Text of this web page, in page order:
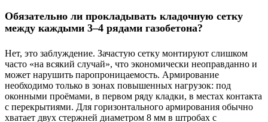
Обязательно ли прокладывать кладочную сетку
между каждыми 3–4 рядами газобетона?
Нет, это заблуждение. Зачастую сетку монтируют слишком
часто «на всякий случай», что экономически неоправданно и
может нарушить паропроницаемость. Армирование
необходимо только в зонах повышенных нагрузок: под
оконными проёмами, в первом ряду кладки, в местах контакта
с перекрытиями. Для горизонтального армирования обычно
хватает двух стержней диаметром 8 мм в штробах с